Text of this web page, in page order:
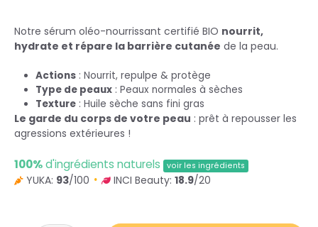
Notre sérum oléo-nourrissant certifié BIO nourrit,
hydrate et répare la barrière cutanée de la peau.
Actions : Nourrit, repulpe & protège
Type de peaux : Peaux normales à sèches
Texture : Huile sèche sans fini gras
Le garde du corps de votre peau : prêt à repousser les
agressions extérieures !
100%d'ingrédients naturels voir les ingrédients
YUKA: 93/100 INCI Beauty: 18.9/20